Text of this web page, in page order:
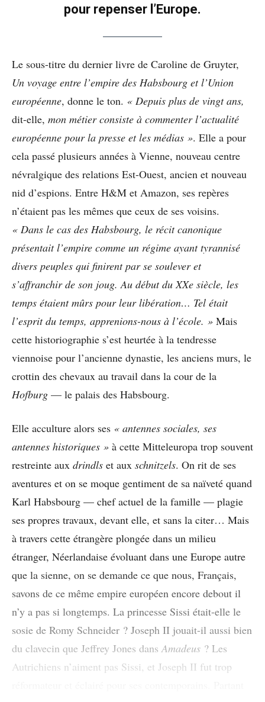
pour repenser l’Europe.
Le sous-titre du dernier livre de Caroline de Gruyter,
Un voyage entre l’empire des Habsbourg et l’Union
européenne, donne le ton. « Depuis plus de vingt ans,
dit-elle, mon métier consiste à commenter l’actualité
européenne pour la presse et les médias ». Elle a pour
cela passé plusieurs années à Vienne, nouveau centre
névralgique des relations Est-Ouest, ancien et nouveau
nid d’espions. Entre H&M et Amazon, ses repères
n’étaient pas les mêmes que ceux de ses voisins.
« Dans le cas des Habsbourg, le récit canonique
présentait l’empire comme un régime ayant tyrannisé
divers peuples qui finirent par se soulever et
s’affranchir de son joug. Au début du XXe siècle, les
temps étaient mûrs pour leur libération… Tel était
l’esprit du temps, apprenions-nous à l’école. » Mais
cette historiographie s’est heurtée à la tendresse
viennoise pour l’ancienne dynastie, les anciens murs, le
crottin des chevaux au travail dans la cour de la
Hofburg — le palais des Habsbourg.
Elle acculture alors ses « antennes sociales, ses
antennes historiques » à cette Mitteleuropa trop souvent
restreinte aux drindls et aux schnitzels. On rit de ses
aventures et on se moque gentiment de sa naïveté quand
Karl Habsbourg — chef actuel de la famille — plagie
ses propres travaux, devant elle, et sans la citer… Mais
à travers cette étrangère plongée dans un milieu
étranger, Néerlandaise évoluant dans une Europe autre
que la sienne, on se demande ce que nous, Français,
savons de ce même empire européen encore debout il
n’y a pas si longtemps. La princesse Sissi était-elle le
sosie de Romy Schneider ? Joseph II jouait-il aussi bien
du clavecin que Jeffrey Jones dans Amadeus ? Les
Autrichiens n’aiment pas Sissi, et Joseph II fut trop